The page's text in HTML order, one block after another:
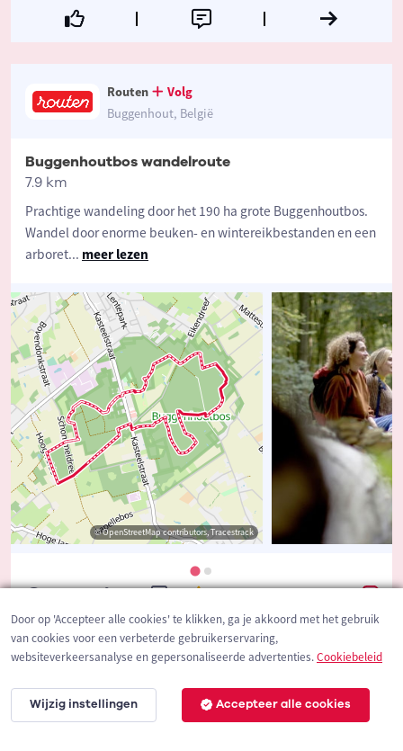
Routen
Volg
Buggenhout, België
Buggenhoutbos wandelroute
7.9 km
Prachtige wandeling door het 190 ha grote Buggenhoutbos.
Wandel door enorme beuken- en wintereikbestanden en een
arboret... meer lezen
© OpenStreetMap contributors, Tracestrack
7.775 22 6 3.6/5
Toerisme Meise
Volg
Door op 'Accepteer alle cookies' te klikken, ga je akkoord met het gebruik
van cookies voor een verbeterde gebruikerservaring,
websiteverkeersanalyse en gepersonaliseerde advertenties.Cookiebeleid
Wijzig instellingen Accepteer alle cookies